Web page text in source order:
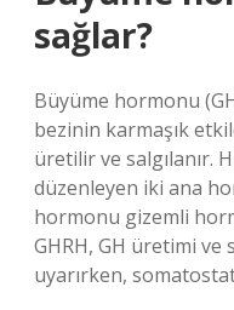
sağlar?
Büyüme hormonu
bezinin karmaşık
üretilir ve salgılanır.
düzenleyen iki ana
hormonu gizemli
GHRH, GH üretimi ve
uyarırken,